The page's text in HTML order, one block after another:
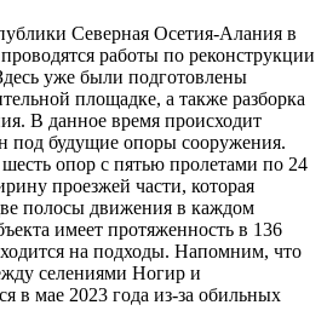
Северная Осетия-Алания в
работы по реконструкции
уже были подготовлены
площадке, а также разборка
В данное время происходит
под будущие опоры сооружения.
опор с пятью пролетами по 24
проезжей части, которая
полосы движения в каждом
имеет протяженность в 136
на подходы. Напомним, что
селениями Ногир и
в мае 2023 года из-за обильных